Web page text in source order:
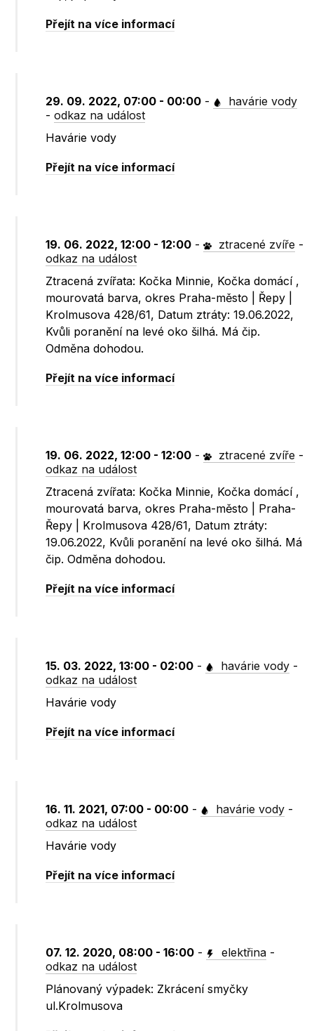
Přejít na více informací
29. 09. 2022, 07:00 - 00:00 -
havárie vody
-odkaz na událost
Havárie vody
Přejít na více informací
19. 06. 2022, 12:00 - 12:00 - ztracené zvíře -
odkaz na událost
Ztracená zvířata: Kočka Minnie, Kočka domácí ,
mourovatá barva, okres Praha-město | Řepy |
Krolmusova 428/61, Datum ztráty: 19.06.2022,
Kvůli poranění na levé oko šilhá. Má čip.
Odměna dohodou.
Přejít na více informací
19. 06. 2022, 12:00 - 12:00 - ztracené zvíře -
odkaz na událost
Ztracená zvířata: Kočka Minnie, Kočka domácí ,
mourovatá barva, okres Praha-město | Praha-
Řepy | Krolmusova 428/61, Datum ztráty:
19.06.2022, Kvůli poranění na levé oko šilhá. Má
čip. Odměna dohodou.
Přejít na více informací
15. 03. 2022, 13:00 - 02:00 - havárie vody -
odkaz na událost
Havárie vody
Přejít na více informací
16. 11. 2021, 07:00 - 00:00 - havárie vody -
odkaz na událost
Havárie vody
Přejít na více informací
07. 12. 2020, 08:00 - 16:00 - elektřina -
odkaz na událost
Plánovaný výpadek: Zkrácení smyčky
ul.Krolmusova